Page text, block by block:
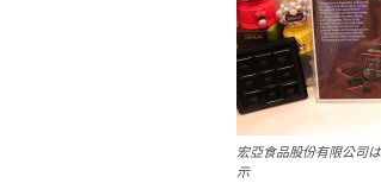
宏亞食品股份有限公司
示